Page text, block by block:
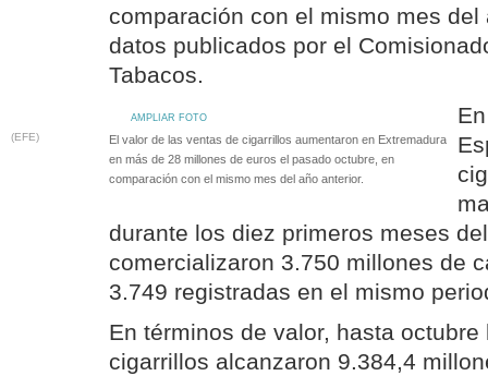
comparación con el mismo mes del
datos publicados por el
Tabacos.
AMPLIAR FOTO
(EFE)
El valor de las ventas de cigarrillos aumentaron en Extremadura
en más de 28 millones de euros el pasado octubre, en
comparación con el mismo mes del año anterior.
durante los diez primeros meses
comercializaron 3.750 millones de
3.749 registradas en el mismo
En términos de valor, hasta
cigarrillos alcanzaron 9.384,4